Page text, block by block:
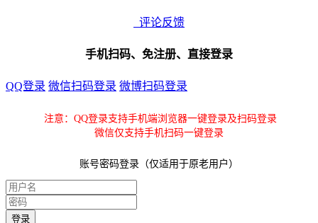
评论反馈
手机扫码、免注册、直接登录
QQ登录 微信扫码登录 微博扫码登录
注意：QQ登录支持手机端浏览器一键登录及扫码登录
微信仅支持手机扫码一键登录
账号密码登录（仅适用于原老用户）